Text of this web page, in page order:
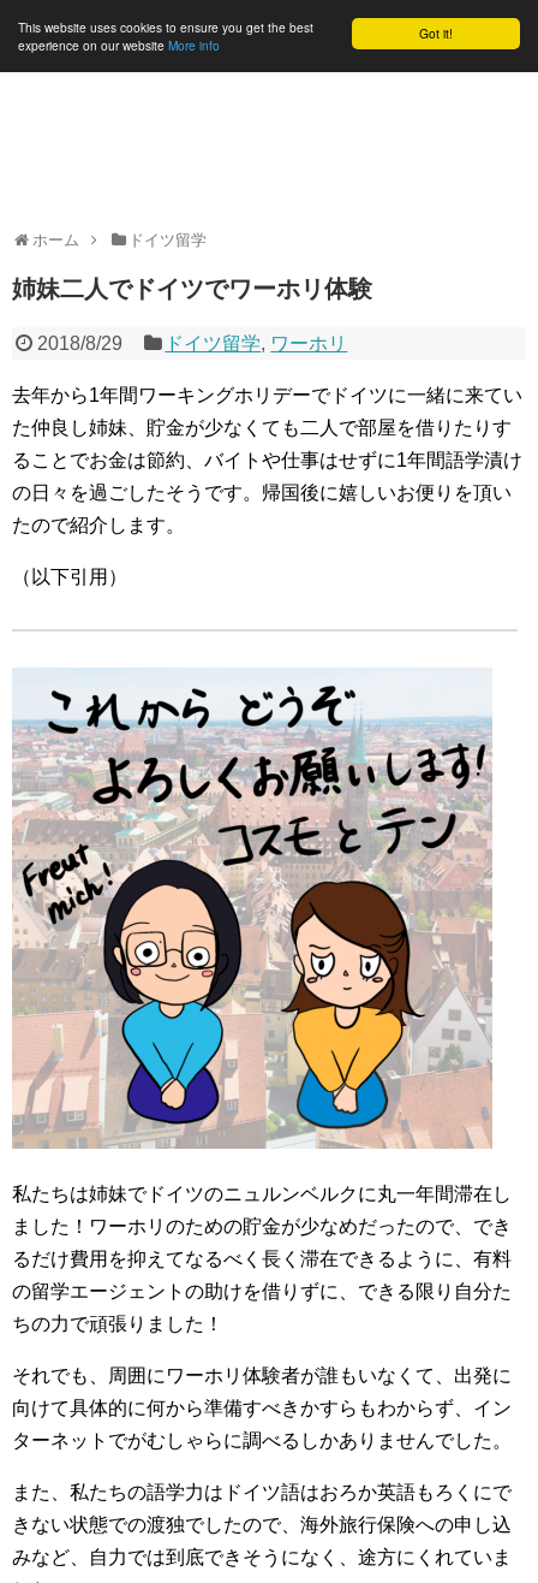
Got it!
This website uses cookies to ensure you get the best
experience on our website More info
ホーム ドイツ留学
姉妹二人でドイツでワーホリ体験
2018/8/29 ドイツ留学, ワーホリ
去年から1年間ワーキングホリデーでドイツに一緒に来てい
た仲良し姉妹、貯金が少なくても二人で部屋を借りたりす
ることでお金は節約、バイトや仕事はせずに1年間語学漬け
の日々を過ごしたそうです。帰国後に嬉しいお便りを頂い
たので紹介します。
（以下引用）
私たちは姉妹でドイツのニュルンベルクに丸一年間滞在し
ました！ワーホリのための貯金が少なめだったので、でき
るだけ費用を抑えてなるべく長く滞在できるように、有料
の留学エージェントの助けを借りずに、できる限り自分た
ちの力で頑張りました！
それでも、周囲にワーホリ体験者が誰もいなくて、出発に
向けて具体的に何から準備すべきかすらもわからず、イン
ターネットでがむしゃらに調べるしかありませんでした。
また、私たちの語学力はドイツ語はおろか英語もろくにで
きない状態での渡独でしたので、海外旅行保険への申し込
みなど、自力では到底できそうになく、途方にくれていま